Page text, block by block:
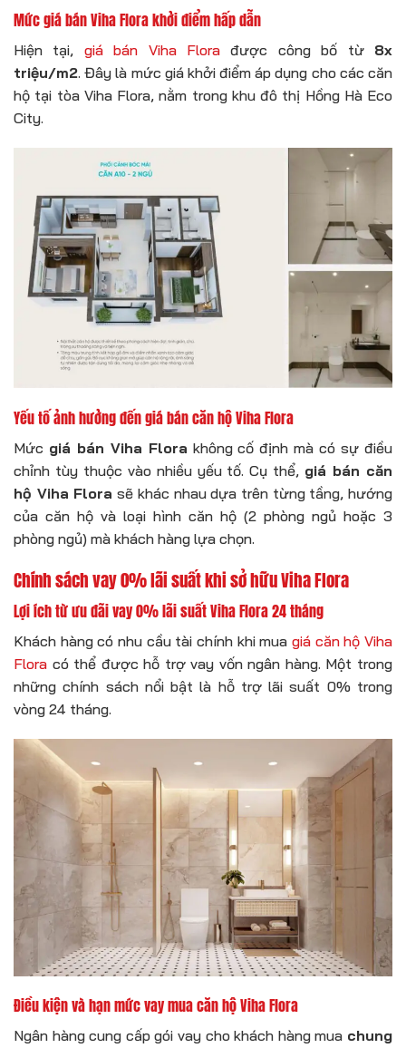
Mức giá bán Viha Flora khởi điểm hấp dẫn
Hiện tại, giá bán Viha Flora được công bố từ 8x
triệu/m2. Đây là mức giá khởi điểm áp dụng cho các căn
hộ tại tòa Viha Flora, nằm trong khu đô thị Hồng Hà Eco
City.
Yếu tố ảnh hưởng đến giá bán căn hộ Viha Flora
Mức giá bán Viha Flora không cố định mà có sự điều
chỉnh tùy thuộc vào nhiều yếu tố. Cụ thể, giá bán căn
hộ Viha Flora sẽ khác nhau dựa trên từng tầng, hướng
của căn hộ và loại hình căn hộ (2 phòng ngủ hoặc 3
phòng ngủ) mà khách hàng lựa chọn.
Chính sách vay 0% lãi suất khi sở hữu Viha Flora
Lợi ích từ ưu đãi vay 0% lãi suất Viha Flora 24 tháng
Khách hàng có nhu cầu tài chính khi mua giá căn hộ Viha
Flora có thể được hỗ trợ vay vốn ngân hàng. Một trong
những chính sách nổi bật là hỗ trợ lãi suất 0% trong
vòng 24 tháng.
Điều kiện và hạn mức vay mua căn hộ Viha Flora
Ngân hàng cung cấp gói vay cho khách hàng mua chung